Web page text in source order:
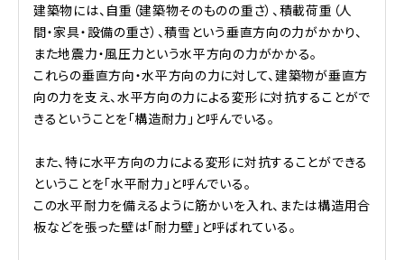
建築物には、自重（建築物そのものの重さ）、積載荷重（人
間・家具・設備の重さ）、積雪という垂直方向の力がかかり、
また地震力・風圧力という水平方向の力がかかる。
これらの垂直方向・水平方向の力に対して、建築物が垂直方
向の力を支え、水平方向の力による変形に対抗することがで
きるということを「構造耐力」と呼んでいる。
また、特に水平方向の力による変形に対抗することができる
ということを「水平耐力」と呼んでいる。
この水平耐力を備えるように筋かいを入れ、または構造用合
板などを張った壁は「耐力壁」と呼ばれている。